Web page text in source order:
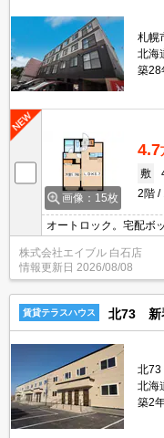
札幌
北海
築28
画像：15枚
4.7
敷
2階
オートロック。宅配ボ
ワー付独立洗面台。駐
ヵ月分。
株式会社エイブル 白石店
情報更新日 2026/08/08
賃貸テラスハウス 北73 新
北73
北海
築2